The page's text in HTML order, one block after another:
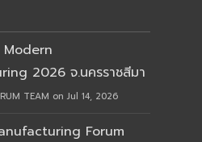
Modern
2026 จ.นครราชสีมา
TEAM on Jul 14, 2026
Forum